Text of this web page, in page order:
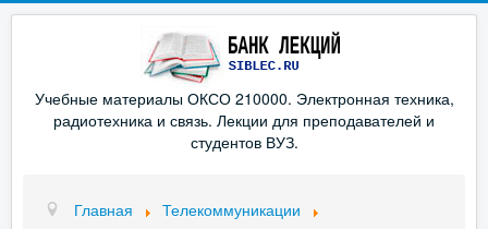
Учебные материалы ОКСО 210000. Электронная техника,
радиотехника и связь. Лекции для преподавателей и
студентов ВУЗ.
Главная Телекоммуникации